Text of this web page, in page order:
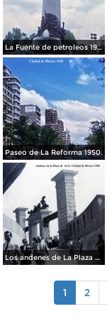
La Fuente de petroleos 1950.
Paseo de La Reforma 1950.
Los andenes de La Plaza de toros Ciudad de México 1950
1 2